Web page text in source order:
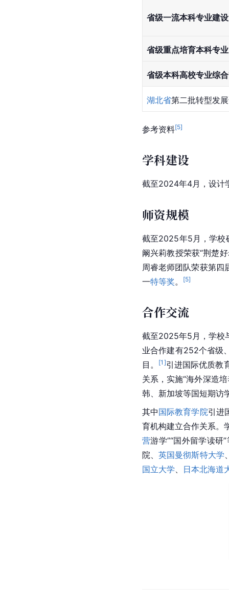
省级一流本科专业建
省级重点培育本科专业
省级本科高校专业综
湖北省第二批转型发
参考资料[5]
学科建设
截至2024年4月，设计
师资规模
截至2025年5月，学校
阚兴莉教授荣获“荆楚
周睿老师团队荣获第四
一特等奖。 [5]
合作交流
截至2025年5月，学校
业合作建有252个省级
目。
[1 ]引进国际优质教
关系，实施“海外深造
韩、新加坡等国短期访
其中国际教育学院引进
育机构建立合作关系。
营游学”“国外留学读研
院、英国曼彻斯特大学
国立大学
日本北海道